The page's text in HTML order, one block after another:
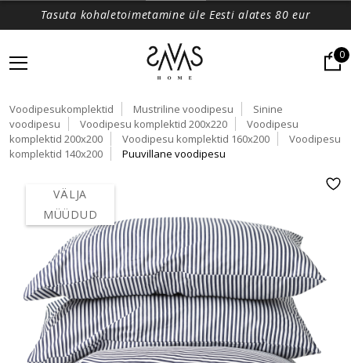
Tasuta kohaletoimetamine üle Eesti alates 80 eur
0
Voodipesukomplektid Mustriline voodipesu
Sinine
voodipesu
Voodipesu komplektid 200x220
Voodipesu
komplektid 200x200
Voodipesu komplektid 160x200
Voodipesu
komplektid 140x200
Puuvillane voodipesu
VÄLJA
MÜÜDUD